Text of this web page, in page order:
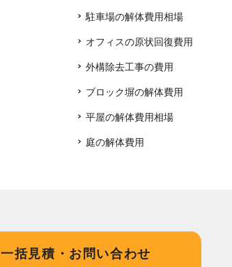
駐車場の解体費用相場
オフィスの原状回復費用
外構除去工事の費用
ブロック塀の解体費用
平屋の解体費用相場
庭の解体費用
一括見積・お問い合わせ